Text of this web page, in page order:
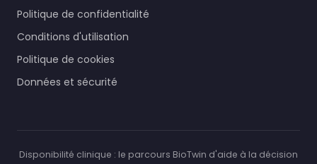
Politique de confidentialité
Conditions d'utilisation
Politique de cookies
Données et sécurité
Disponibilité clinique : le parcours BioTwin d'aide à la décision